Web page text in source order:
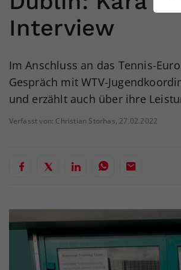
Interview
Im Anschluss an das Tennis-
Gespräch mit WTV-
und erzählt auch über ihre
Verfasst von: Christian Storhas, 27.02.2022